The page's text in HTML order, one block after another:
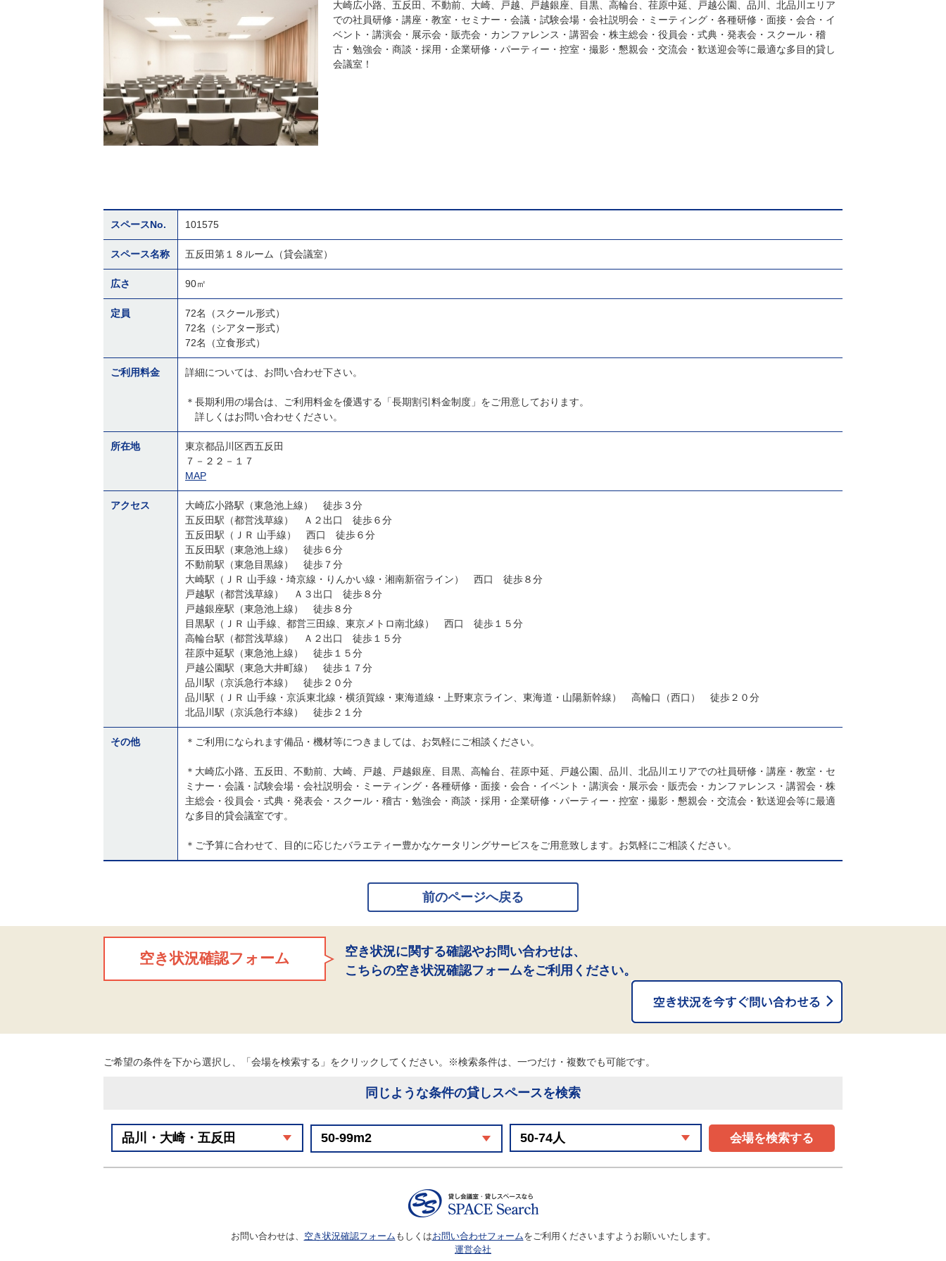
大崎広小路、五反田、不動前、大崎、戸越、戸越銀座、目黒、高輪台、荏原中延、戸越公園、品川、北品川エリア
での社員研修・講座・教室・セミナー・会議・試験会場・会社説明会・ミーティング・各種研修・面接・会合・イ
ベント・講演会・展示会・販売会・カンファレンス・講習会・株主総会・役員会・式典・発表会・スクール・稽
古・勉強会・商談・採用・企業研修・パーティー・控室・撮影・懇親会・交流会・歓送迎会等に最適な多目的貸し
会議室！
スペースNo. 101575
スペース名称 五反田第１８ルーム（貸会議室）
広さ 90㎡
定員
72名（スクール形式）
72名（シアター形式）
72名（立食形式）
ご利用料金 詳細については、お問い合わせ下さい。
＊長期利用の場合は、ご利用料金を優遇する「長期割引料金制度」をご用意しております。
詳しくはお問い合わせください。
所在地
東京都品川区西五反田
７－２２－１７
MAP
アクセス
大崎広小路駅（東急池上線） 徒歩３分
五反田駅（都営浅草線） Ａ２出口 徒歩６分
五反田駅（ＪＲ 山手線） 西口 徒歩６分
五反田駅（東急池上線） 徒歩６分
不動前駅（東急目黒線） 徒歩７分
大崎駅（ＪＲ 山手線・埼京線・りんかい線・湘南新宿ライン） 西口 徒歩８分
戸越駅（都営浅草線） Ａ３出口 徒歩８分
戸越銀座駅（東急池上線） 徒歩８分
目黒駅（ＪＲ 山手線、都営三田線、東京メトロ南北線） 西口 徒歩１５分
高輪台駅（都営浅草線） Ａ２出口 徒歩１５分
荏原中延駅（東急池上線） 徒歩１５分
戸越公園駅（東急大井町線） 徒歩１７分
品川駅（京浜急行本線） 徒歩２０分
品川駅（ＪＲ 山手線・京浜東北線・横須賀線・東海道線・上野東京ライン、東海道・山陽新幹線） 高輪口（西口） 徒歩２０分
北品川駅（京浜急行本線） 徒歩２１分
その他 ＊ご利用になられます備品・機材等につきましては、お気軽にご相談ください。
＊大崎広小路、五反田、不動前、大崎、戸越、戸越銀座、目黒、高輪台、荏原中延、戸越公園、品川、北品川エリアでの社員研修・講座・教室・セ
ミナー・会議・試験会場・会社説明会・ミーティング・各種研修・面接・会合・イベント・講演会・展示会・販売会・カンファレンス・講習会・株
主総会・役員会・式典・発表会・スクール・稽古・勉強会・商談・採用・企業研修・パーティー・控室・撮影・懇親会・交流会・歓送迎会等に最適
な多目的貸会議室です。
＊ご予算に合わせて、目的に応じたバラエティー豊かなケータリングサービスをご用意致します。お気軽にご相談ください。
前のページへ戻る
空き状況確認フォーム
空き状況に関する確認やお問い合わせは、
こちらの空き状況確認フォームをご利用ください。
ご希望の条件を下から選択し、「会場を検索する」をクリックしてください。※検索条件は、一つだけ・複数でも可能です。
同じような条件の貸しスペースを検索
会場を検索する
お問い合わせは、 空き状況確認フォーム もしくはお問い合わせフォームをご利用くださいますようお願いいたします。
運営会社